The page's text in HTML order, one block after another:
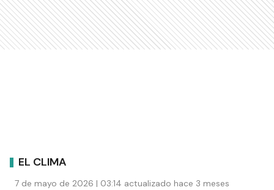
EL CLIMA
7 de mayo de 2026 | 03:14 actualizado hace 3 meses